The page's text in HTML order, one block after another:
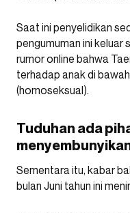
Saat ini penyelidikan
pengumuman ini keluar
rumor online bahwa
terhadap anak di
(homoseksual).
Tuduhan ada
Sementara itu, kabar
bulan Juni tahun ini